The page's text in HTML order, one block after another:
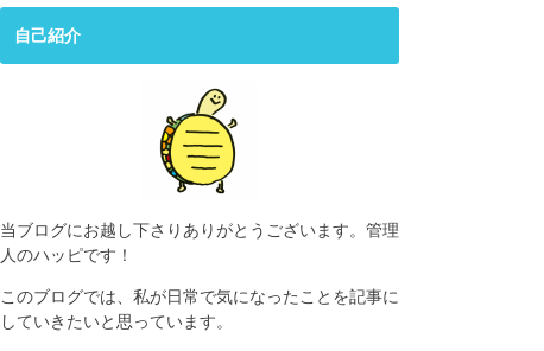
自己紹介
当ブログにお越し下さりありがとうございます。管理
人のハッピです！
このブログでは、私が日常で気になったことを記事に
していきたいと思っています。